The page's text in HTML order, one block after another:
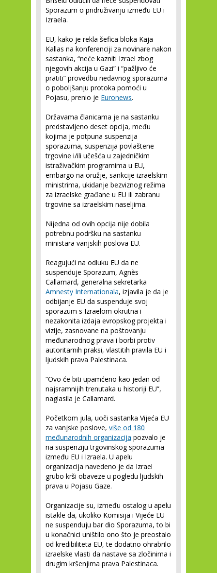
Sporazum o pridruživanju između EU i
Izraela.
EU, kako je rekla šefica bloka Kaja
Kallas na konferenciji za novinare nakon
sastanka, “neće kazniti Izrael zbog
njegovih akcija u Gazi” i “pažljivo će
pratiti” provedbu nedavnog sporazuma
o poboljšanju protoka pomoći u
Pojasu, prenio je Euronews.
Državama članicama je na sastanku
predstavljeno deset opcija, među
kojima je potpuna suspenzija
sporazuma, suspenzija povlaštene
trgovine i/ili učešća u zajedničkim
istraživačkim programima u EU,
embargo na oružje, sankcije izraelskim
ministrima, ukidanje bezviznog režima
za izraelske građane u EU ili zabranu
trgovine sa izraelskim naseljima.
Nijedna od ovih opcija nije dobila
potrebnu podršku na sastanku
ministara vanjskih poslova EU.
Reagujući na odluku EU da ne
suspenduje Sporazum, Agnès
Callamard, generalna sekretarka
Amnesty Internationala, izjavila je da je
odbijanje EU da suspenduje svoj
sporazum s Izraelom okrutna i
nezakonita izdaja evropskog projekta i
vizije, zasnovane na poštovanju
međunarodnog prava i borbi protiv
autoritarnih praksi, vlastitih pravila EU i
ljudskih prava Palestinaca.
“Ovo će biti upamćeno kao jedan od
najsramnijih trenutaka u historiji EU”,
naglasila je Callamard.
Početkom jula, uoči sastanka Vijeća EU
za vanjske poslove, više od 180
međunarodnih organizacija pozvalo je
na suspenziju trgovinskog sporazuma
između EU i Izraela. U apelu
organizacija navedeno je da Izrael
grubo krši obaveze u pogledu ljudskih
prava u Pojasu Gaze.
Organizacije su, između ostalog u apelu
istakle da, ukoliko Komisija i Vijeće EU
ne suspenduju bar dio Sporazuma, to bi
u konačnici uništilo ono što je preostalo
od kredibiliteta EU, te dodatno ohrabrilo
izraelske vlasti da nastave sa zločinima i
drugim kršenjima prava Palestinaca.